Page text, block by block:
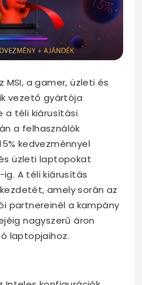
MSI, a gamer, üzleti és
vezető gyártója
téli kiárusítási
a felhasználók
kedvezménnyel
üzleti laptopokat
A téli kiárusítás
amely során az
partnereinél a kampány
nagyszerű áron
laptopjaihoz.